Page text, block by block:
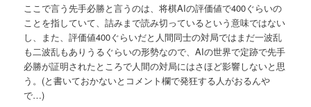
ここで言う先手必勝と言うのは、将棋AIの評価値で400ぐらいの
ことを指していて、詰みまで読み切っているという意味ではない
し、また、評価値400ぐらいだと人間同士の対局ではまだ一波乱
も二波乱もありうるぐらいの形勢なので、AIの世界で定跡で先手
必勝が証明されたところで人間の対局にはさほど影響しないと思
う。(と書いておかないとコメント欄で発狂する人がおるんや
で…)